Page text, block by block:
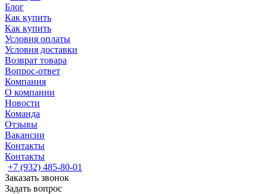
Блог
Как купить
Как купить
Условия оплаты
Условия доставки
Возврат товара
Вопрос-ответ
Компания
О компании
Новости
Команда
Отзывы
Вакансии
Контакты
Контакты
+7 (932) 485-80-01
Заказать звонок
Задать вопрос